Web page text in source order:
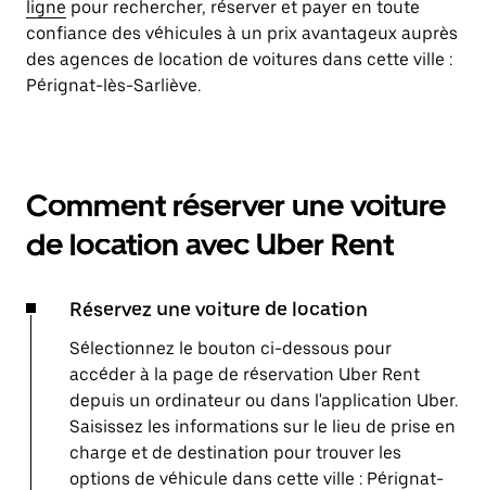
ligne pour rechercher, réserver et payer en toute
confiance des véhicules à un prix avantageux auprès
des agences de location de voitures dans cette ville :
Pérignat-lès-Sarliève.
Comment réserver une voiture
de location avec Uber Rent
Réservez une voiture de location
Sélectionnez le bouton ci-dessous pour
accéder à la page de réservation Uber Rent
depuis un ordinateur ou dans l'application Uber.
Saisissez les informations sur le lieu de prise en
charge et de destination pour trouver les
options de véhicule dans cette ville : Pérignat-